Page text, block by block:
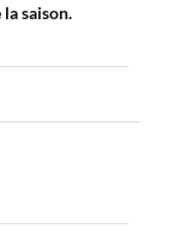
la saison.